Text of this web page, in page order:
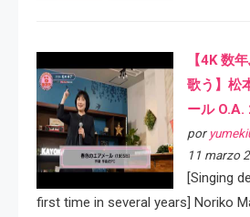
【4K 数
歌う】松
ール
por
11 marzo
[Singing
first time in several years] Noriko